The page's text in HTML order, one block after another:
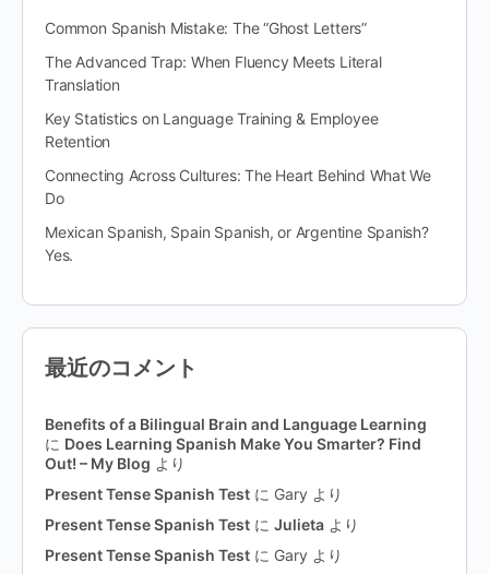
Common Spanish Mistake: The “Ghost Letters”
The Advanced Trap: When Fluency Meets Literal
Translation
Key Statistics on Language Training & Employee
Retention
Connecting Across Cultures: The Heart Behind What We
Do
Mexican Spanish, Spain Spanish, or Argentine Spanish?
Yes.
最近のコメント
Benefits of a Bilingual Brain and Language Learning
に Does Learning Spanish Make You Smarter? Find
Out! – My Blog より
Present Tense Spanish Test に Gary より
Present Tense Spanish Test に Julieta より
Present Tense Spanish Test に Gary より